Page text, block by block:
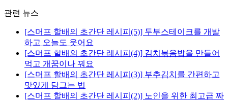
관련 뉴스
[스머프 할배의 초간단 레시피(5)] 두부스테이크를 개발
하고 오늘도 웃어요
[스머프 할배의 초간단 레시피(4)] 김치볶음밥을 만들어
먹고 개꿈이나 꿔요
[스머프 할배의 초간단 레시피(3)] 부추김치를 간편하고
맛있게 담그는 법
[스머프 할배의 초간단 레시피(2)] 노인을 위한 최고급 짜